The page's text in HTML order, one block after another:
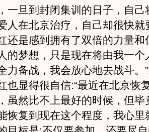
一旦到封闭集训的日子，自己
人在北京治疗，自己却很快就
还是感到拥有了双倍的力量和
的梦想，只是现在将由我一个
力备战，我会放心地去战斗。
也显得很自信:“最近在北京恢
虽然比不上最好的时候，但毕
恢复到现在这个程度，我心里